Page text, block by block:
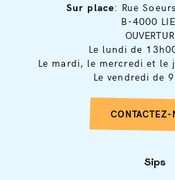
Sur place: Rue
B-4000
Le lundi de
Le mardi, le mercredi et le
Le vendredi de
CONTACTEZ-
Sips